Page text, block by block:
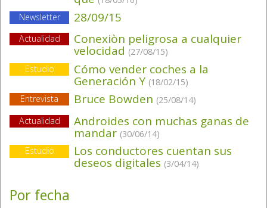
Newsletter
28/09/15
Actualidad Conexiòn peligrosa a cualquier
velocidad (27/08/15)
Estudio
Cómo vender coches a la
Generación Y (18/02/15)
Entrevista
Bruce Bowden (25/08/14)
Actualidad
Androides con muchas ganas de
mandar (30/06/14)
Estudio
Los conductores cuentan sus
deseos digitales (3/04/14)
Por fecha